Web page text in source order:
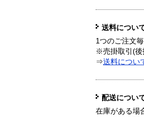
送料につい
1つのご注文
※売掛取引(後
⇒送料につい
配送につい
在庫がある場